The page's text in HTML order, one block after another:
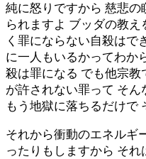
純に怒りですから 慈悲
られますよ ブッダの教
く罪にならない自殺はで
に一人もいるかってわか
殺は罪になる でも他宗
が許されない罪って そ
もう地獄に落ちるだけで
それから衝動のエネルギ
ったりもしますから そ